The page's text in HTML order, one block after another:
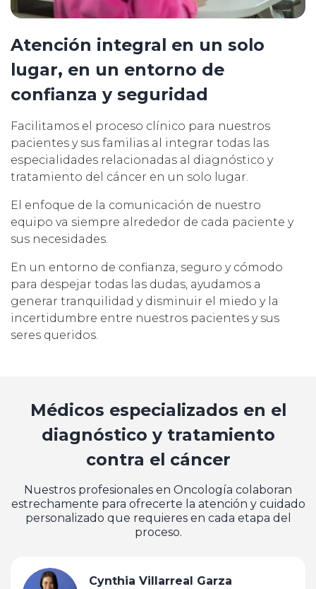
Atención integral en un solo
lugar, en un entorno de
confianza y seguridad
Facilitamos el proceso clínico para nuestros
pacientes y sus familias al integrar todas las
especialidades relacionadas al diagnóstico y
tratamiento del cáncer en un solo lugar.
El enfoque de la comunicación de nuestro
equipo va siempre alrededor de cada paciente y
sus necesidades.
En un entorno de confianza, seguro y cómodo
para despejar todas las dudas, ayudamos a
generar tranquilidad y disminuir el miedo y la
incertidumbre entre nuestros pacientes y sus
seres queridos.
Médicos especializados en el
diagnóstico y tratamiento
contra el cáncer
Nuestros profesionales en Oncología colaboran
estrechamente para ofrecerte la atención y cuidado
personalizado que requieres en cada etapa del
proceso.
Cynthia Villarreal Garza